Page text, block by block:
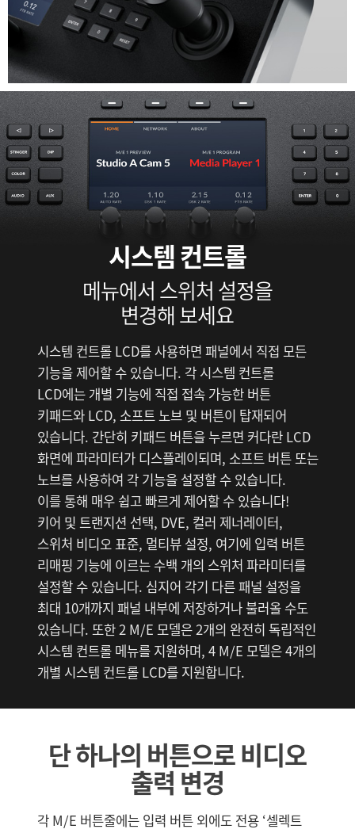
시스템 컨트롤
메뉴에서 스위처 설정을
변경해 보세요
시스템 컨트롤 LCD를 사용하면 패널에서 직접 모든
기능을 제어할 수 있습니다. 각 시스템 컨트롤
LCD에는 개별 기능에 직접 접속 가능한 버튼
키패드와 LCD, 소프트 노브 및 버튼이 탑재되어
있습니다. 간단히 키패드 버튼을 누르면 커다란 LCD
화면에 파라미터가 디스플레이되며, 소프트 버튼 또는
노브를 사용하여 각 기능을 설정할 수 있습니다.
이를 통해 매우 쉽고 빠르게 제어할 수 있습니다!
키어 및 트랜지션 선택, DVE, 컬러 제너레이터,
스위처 비디오 표준, 멀티뷰 설정, 여기에 입력 버튼
리매핑 기능에 이르는 수백 개의 스위처 파라미터를
설정할 수 있습니다. 심지어 각기 다른 패널 설정을
최대 10개까지 패널 내부에 저장하거나 불러올 수도
있습니다. 또한 2 M/E 모델은 2개의 완전히 독립적인
시스템 컨트롤 메뉴를 지원하며, 4 M/E 모델은 4개의
개별 시스템 컨트롤 LCD를 지원합니다.
단 하나의 버튼으로 비디오
출력 변경
각 M/E 버튼줄에는 입력 버튼 외에도 전용 ‘셀렉트